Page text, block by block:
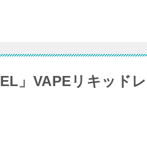
」VAPEリキッド